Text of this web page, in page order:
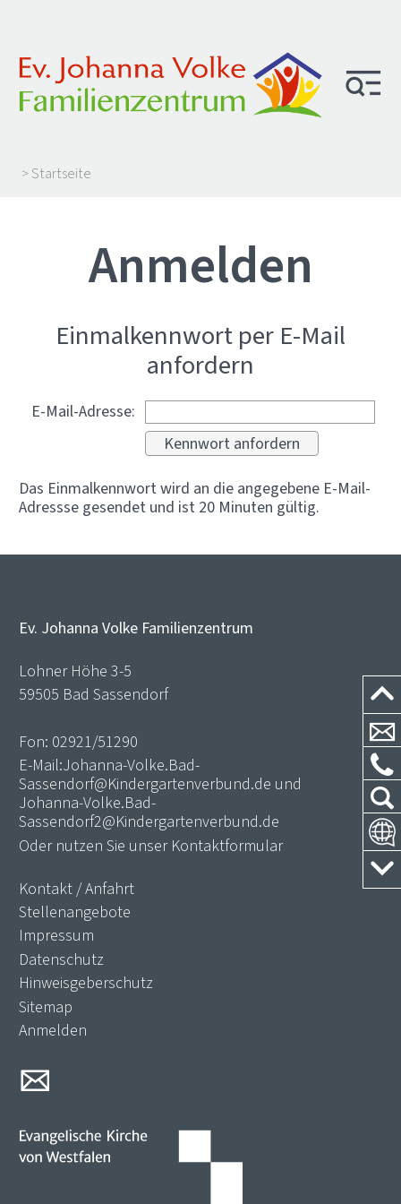
> Startseite
Anmelden
Einmalkennwort per E-Mail
anfordern
E-Mail-Adresse:
Das Einmalkennwort wird an die angegebene E-Mail-
Adressse gesendet und ist 20 Minuten gültig.
Ev. Johanna Volke Familienzentrum
Lohner Höhe 3-5
59505 Bad Sassendorf
Fon: 02921/51290
E-Mail:Johanna-Volke.Bad-
Sassendorf@Kindergartenverbund.de und
Johanna-Volke.Bad-
Sassendorf2@Kindergartenverbund.de
Oder nutzen Sie unser Kontaktformular
Kontakt / Anfahrt
Stellenangebote
Impressum
Datenschutz
Hinweisgeberschutz
Sitemap
Anmelden